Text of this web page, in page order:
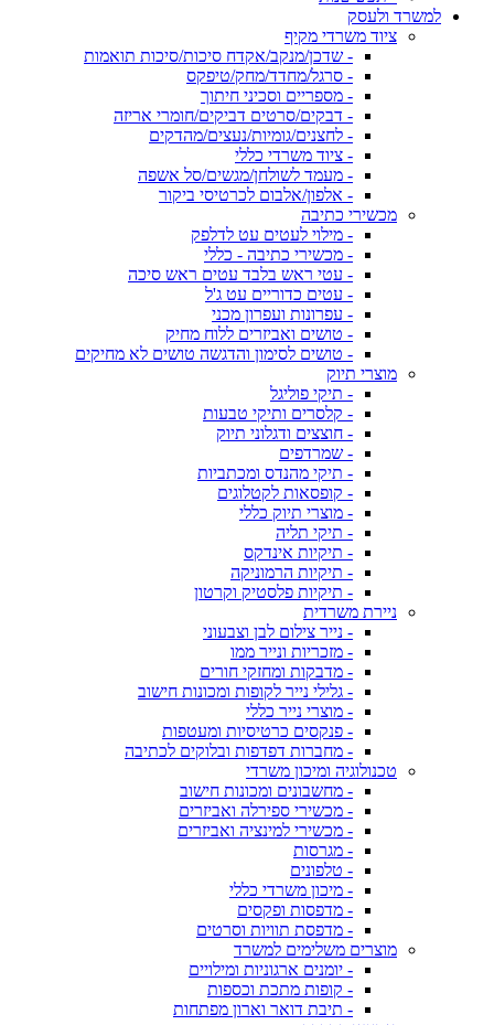
למשרד ולעסק
ציוד משרדי מקיף
- שדכן/מנקב/אקדח סיכות/סיכות תואמות
- סרגל/מחדד/מחק/טיפקס
- מספריים וסכיני חיתוך
- דבקים/סרטים דביקים/חומרי אריזה
- לחצנים/גומיות/נעצים/מהדקים
- ציוד משרדי כללי
- מעמד לשולחן/מגשים/סל אשפה
- אלפון/אלבום לכרטיסי ביקור
מכשירי כתיבה
- מילוי לעטים עט לדלפק
- מכשירי כתיבה - כללי
- עטי ראש בלבד עטים ראש סיכה
- עטים כדוריים עט ג'ל
- עפרונות ועפרון מכני
- טושים ואביזרים ללוח מחיק
- טושים לסימון והדגשה טושים לא מחיקים
מוצרי תיוק
- תיקי פוליגל
- קלסרים ותיקי טבעות
- חוצצים ודגלוני תיוק
- שמרדפים
- תיקי מהנדס ומכתביות
- קופסאות לקטלוגים
- מוצרי תיוק כללי
- תיקי תליה
- תיקיות אינדקס
- תיקיות הרמוניקה
- תיקיות פלסטיק וקרטון
ניירת משרדית
- נייר צילום לבן וצבעוני
- מזכריות ונייר ממו
- מדבקות ומחזקי חורים
- גלילי נייר לקופות ומכונות חישוב
- מוצרי נייר כללי
- פנקסים כרטיסיות ומעטפות
- מחברות דפדפות ובלוקים לכתיבה
טכנולוגיה ומיכון משרדי
- מחשבונים ומכונות חישוב
- מכשירי ספירלה ואביזרים
- מכשירי למינציה ואביזרים
- מגרסות
- טלפונים
- מיכון משרדי כללי
- מדפסות ופקסים
- מדפסת תוויות וסרטים
מוצרים משלימים למשרד
- יומנים ארגוניות ומילויים
- קופות מתכת וכספות
- תיבת דואר וארון מפתחות